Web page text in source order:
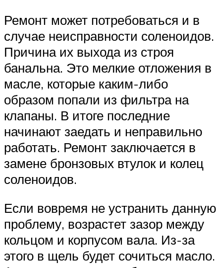
Ремонт может потребоваться и в
случае неисправности соленоидов.
Причина их выхода из строя
банальна. Это мелкие отложения в
масле, которые каким-либо
образом попали из фильтра на
клапаны. В итоге последние
начинают заедать и неправильно
работать. Ремонт заключается в
замене бронзовых втулок и колец
соленоидов.
Если вовремя не устранить данную
проблему, возрастет зазор между
кольцом и корпусом вала. Из-за
этого в щель будет сочиться масло.